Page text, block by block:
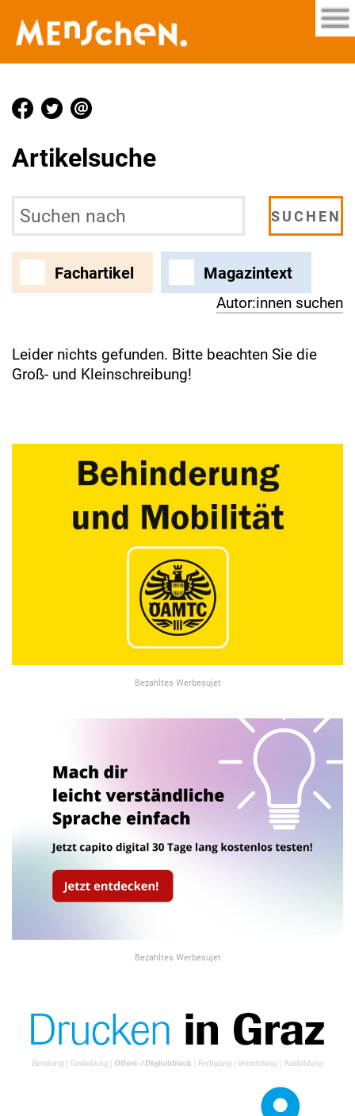
Artikelsuche
Fachartikel Magazintext
Autor:innen suchen
Leider nichts gefunden. Bitte beachten Sie die
Groß- und Kleinschreibung!
Bezahltes Werbesujet
Bezahltes Werbesujet